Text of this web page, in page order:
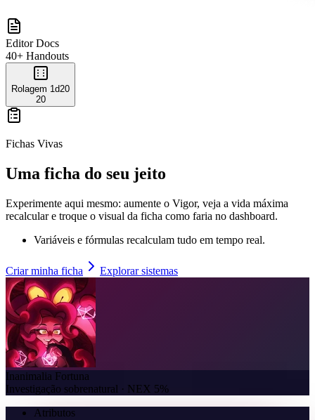
Editor Docs
40+ Handouts
Rolagem 1d20
20
Fichas Vivas
Uma ficha do seu jeito
Experimente aqui mesmo: aumente o Vigor, veja a vida máxima
recalcular e troque o visual da ficha como faria no dashboard.
Variáveis e fórmulas recalculam tudo em tempo real.
Criar minha ficha Explorar sistemas
Inanimalia Fortuna
Investigação sobrenatural · NEX 5%
Atributos